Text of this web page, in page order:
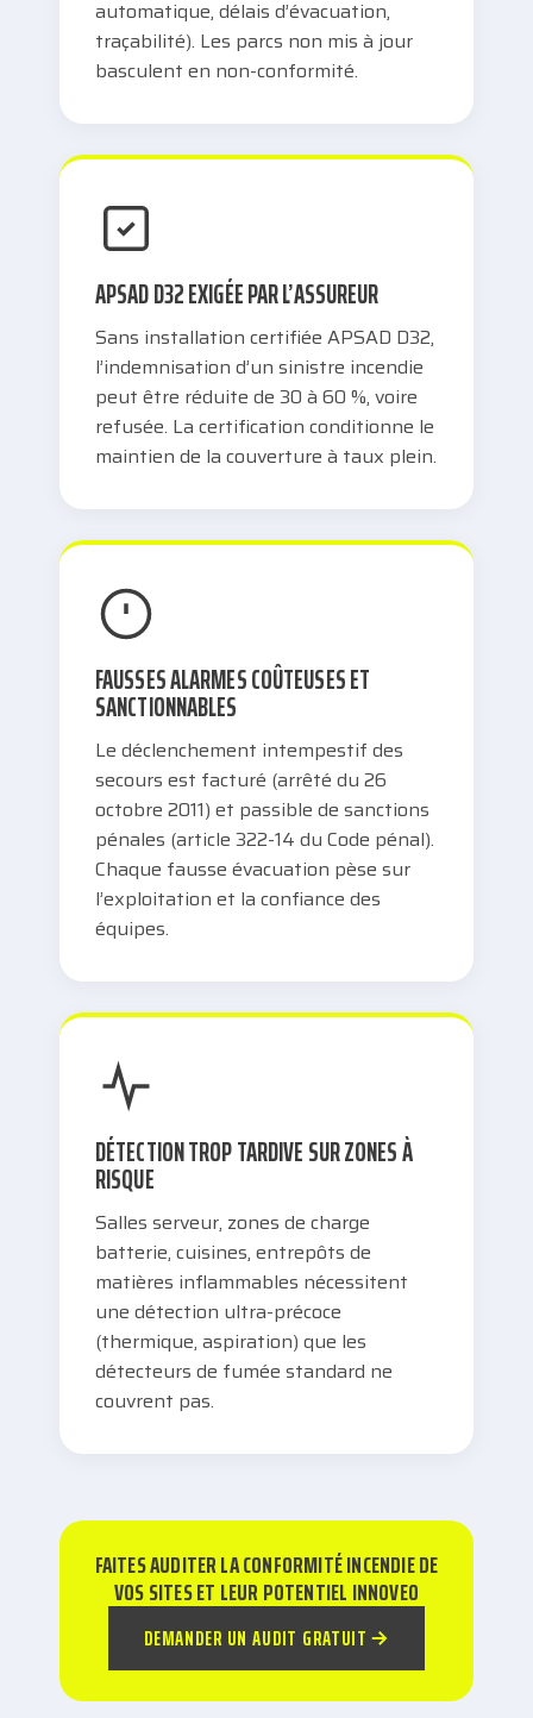
automatique, délais d’évacuation,
traçabilité). Les parcs non mis à jour
basculent en non-conformité.
APSAD D32 EXIGÉE PAR L’ASSUREUR
Sans installation certifiée APSAD D32,
l’indemnisation d’un sinistre incendie
peut être réduite de 30 à 60 %, voire
refusée. La certification conditionne le
maintien de la couverture à taux plein.
FAUSSES ALARMES COÛTEUSES ET
SANCTIONNABLES
Le déclenchement intempestif des
secours est facturé (arrêté du 26
octobre 2011) et passible de sanctions
pénales (article 322-14 du Code pénal).
Chaque fausse évacuation pèse sur
l’exploitation et la confiance des
équipes.
DÉTECTION TROP TARDIVE SUR ZONES À
RISQUE
Salles serveur, zones de charge
batterie, cuisines, entrepôts de
matières inflammables nécessitent
une détection ultra-précoce
(thermique, aspiration) que les
détecteurs de fumée standard ne
couvrent pas.
FAITES AUDITER LA CONFORMITÉ INCENDIE DE
VOS SITES ET LEUR POTENTIEL INNOVEO
DEMANDER UN AUDIT GRATUIT